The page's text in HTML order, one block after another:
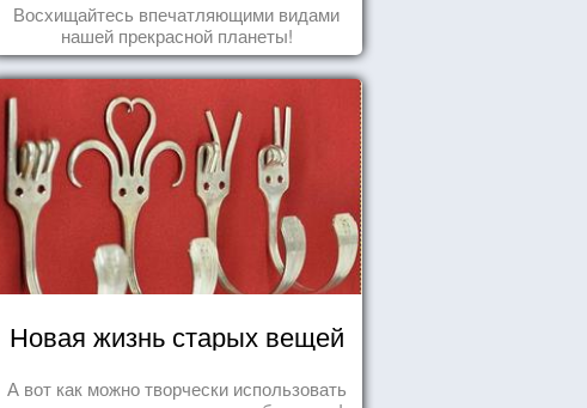
Восхищайтесь впечатляющими видами
нашей прекрасной планеты!
Новая жизнь старых вещей
А вот как можно творчески использовать